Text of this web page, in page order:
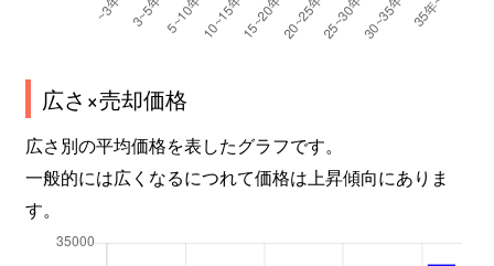
広さ×売却価格
広さ別の平均価格を表したグラフです。
一般的には広くなるにつれて価格は上昇傾向にありま
す。